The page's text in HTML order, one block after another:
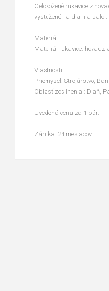
Celokožené rukavice z
vystužené na dlani a
Materiál:
Materiál rukavice:
Vlastnosti:
Priemysel: Strojárstvo,
Oblasť zosilnenia : Dlaň,
Uvedená cena za 1 pár.
Záruka: 24 mesiacov